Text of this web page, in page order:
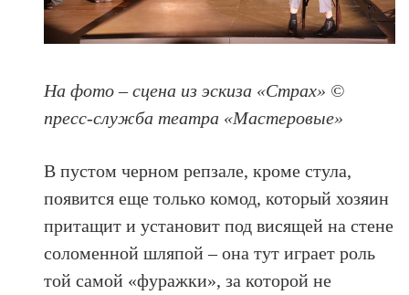
На фото – сцена из эскиза «Страх» ©
пресс-служба театра «Мастеровые»
В пустом черном репзале, кроме стула,
появится еще только комод, который хозяин
притащит и установит под висящей на стене
соломенной шляпой – она тут играет роль
той самой «фуражки», за которой не